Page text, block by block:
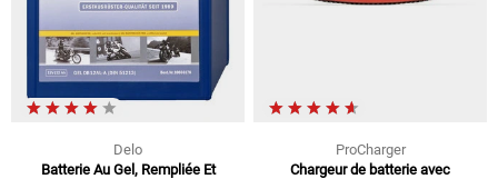
Delo
Batterie Au Gel, Rempliée Et
ProCharger
Chargeur de batterie avec